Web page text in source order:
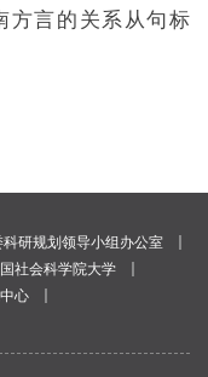
言的关系从句标
科研规划领导小组办公室
社会科学院大学
心